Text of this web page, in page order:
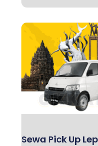
Sewa Pick Up